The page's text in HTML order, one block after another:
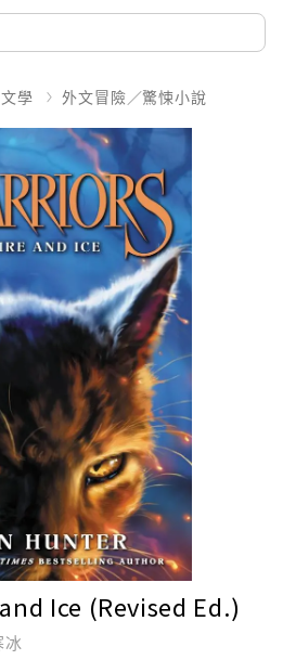
學 外文冒險／驚悚小說
Ice (Revised Ed.)